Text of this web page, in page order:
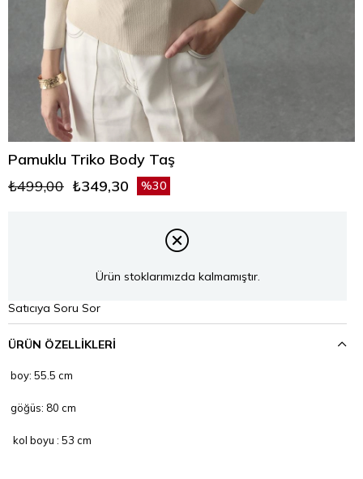
Pamuklu Triko Body Taş
₺499,00 ₺349,30 30
Ürün stoklarımızda kalmamıştır.
Satıcıya Soru Sor
ÜRÜN ÖZELLIKLERI
boy: 55.5 cm
göğüs: 80 cm
kol boyu : 53 cm